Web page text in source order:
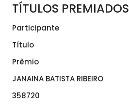
TÍTULOS PREMIADOS
Participante
Título
Prêmio
JANAINA BATISTA RIBEIRO
358720